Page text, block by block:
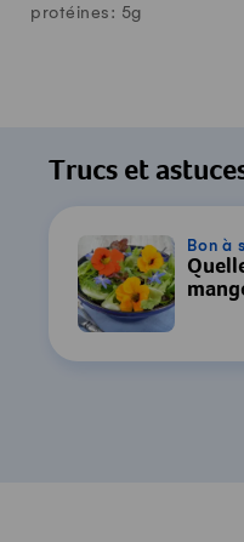
protéines: 5g
Trucs et
Bon à